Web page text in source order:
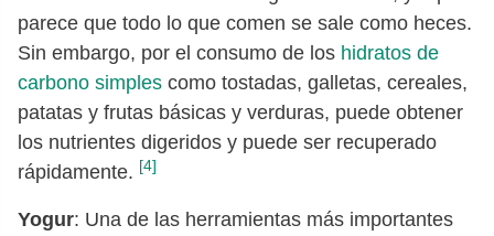
parece que todo lo que comen se sale como heces.
Sin embargo, por el consumo de los hidratos de
carbono simples como tostadas, galletas, cereales,
patatas y frutas básicas y verduras, puede obtener
los nutrientes digeridos y puede ser recuperado
rápidamente. [4]
Yogur: Una de las herramientas más importantes